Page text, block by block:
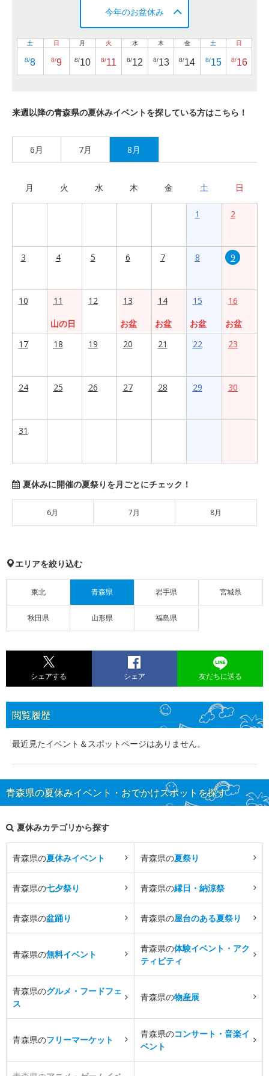
今年のお盆休み
土
8/8
日
8/9
月
8/10
火
8/11
水
8/12
木
8/13
金
8/14
土
8/15
日
8/16
来週以降の青森県の夏休みイベントを探している方はこちら！
6月 7月 8月
月 火 水 木 金 土 日
1 2
3 4 5 6 7 8 9
10
11
山の日
12
13
お盆
14
お盆
15
お盆
16
お盆
17
18 19 20 21 22 23
24 25 26 27 28 29 30
31
夏休みに開催の夏祭りを月ごとにチェック！
6月 7月 8月
エリアを絞り込む
東北 青森県 岩手県 宮城県
秋田県 山形県 福島県
シェアする シェア 友だちに送る
閲覧履歴
最近見たイベント＆スポットページはありません。
青森県の夏休みイベント・おでかけスポットを探す
夏休みカテゴリから探す
青森県の夏休みイベント 青森県の夏祭り
青森県の七夕祭り 青森県の縁日・納涼祭
青森県の盆踊り 青森県の屋台のある夏祭り
青森県の無料イベント
青森県の体験イベント・アク
ティビティ
青森県のグルメ・フードフェ
ス
青森県の物産展
青森県のフリーマーケット
青森県のコンサート・音楽イ
ベント